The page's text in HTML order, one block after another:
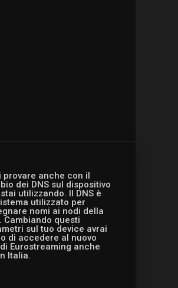
provare anche con il
dei DNS sul dispositivo
utilizzando. Il DNS è
utilizzato per
nomi ai nodi della
Cambiando questi
sul tuo device avrai
di accedere al nuovo
Eurostreaming anche
Italia.